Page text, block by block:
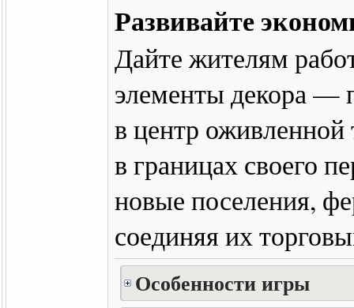
Развивайте
Дайте жителям
элементы декора —
в центр оживленной
в границах своего
новые поселения,
соединяя их
Особенности игры